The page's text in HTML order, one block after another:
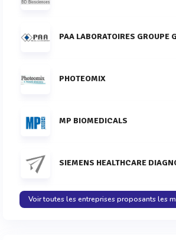
PAA LABORATOIRES GROUPE
PHOTEOMIX
MP BIOMEDICALS
SIEMENS HEALTHCARE
Voir toutes les entreprises proposants les